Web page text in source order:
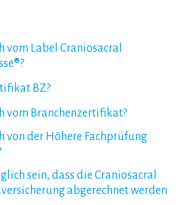
vom Label Craniosacral
BZ?
vom Branchenzertifikat?
von der Höhere Fachprüfung
sein, dass die Craniosacral
abgerechnetwerden